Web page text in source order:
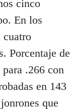
cinco
En los
cuatro
Porcentaje de
.266 con
en 143
que